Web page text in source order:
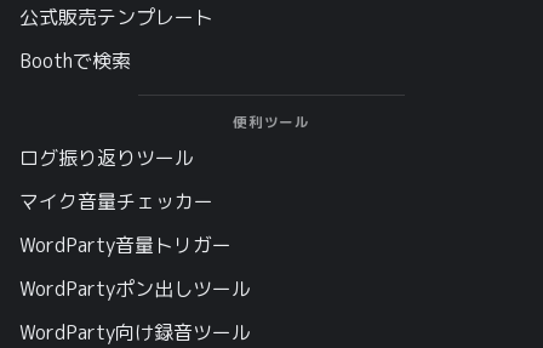
公式販売テンプレート
Boothで検索
便利ツール
ログ振り返りツール
マイク音量チェッカー
WordParty音量トリガー
WordPartyポン出しツール
WordParty向け録音ツール